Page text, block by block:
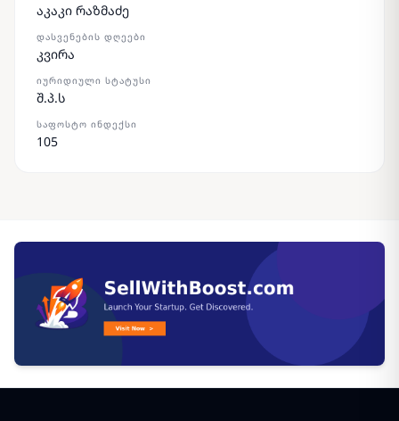
აკაკი რაზმაძე
ᲓᲐᲡᲕᲔᲜᲔᲑᲘᲡ ᲓᲦᲔᲔᲑᲘ
კვირა
ᲘᲣᲠᲘᲓᲘᲣᲚᲘ ᲡᲢᲐᲢᲣᲡᲘ
შ.პ.ს
ᲡᲐᲤᲝᲡᲢᲝ ᲘᲜᲓᲔᲥᲡᲘ
105